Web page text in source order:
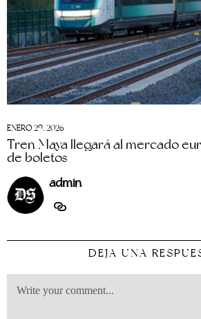
ENERO 29, 2026
Tren Maya llegará al mercado
de boletos
admin
DEJA UNA